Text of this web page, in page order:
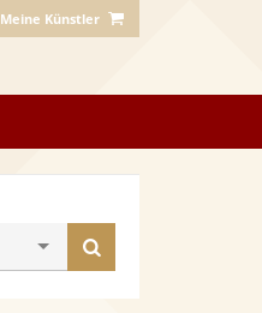
Meine Künstler
finden